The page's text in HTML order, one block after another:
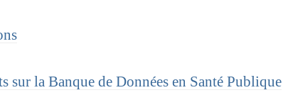
sur la Banque de Données en Santé Publique